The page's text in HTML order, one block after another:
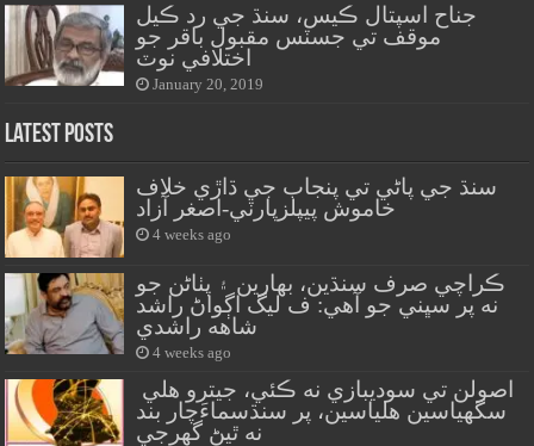
جناح اسپتال ڪيس، سنڌ جي رد ڪيل
موقف تي جسٽس مقبول باقر جو
اختلافي نوٽ
January 20, 2019
Latest Posts
سنڌ جي پاڻي تي پنجاب جي ڌاڙي خلاف
خاموش پيپلزپارٽي-اصغر آزاد
4 weeks ago
ڪراچي صرف سنڌين، بهارين ۽ پٺاڻن جو
نه پر سڀني جو آهي: ف ليگ اڳواڻ راشد
شاهه راشدي
4 weeks ago
سگهياسين هلياسين، پر سنڌسماءَچار بند
نه ٿيڻ گهرجي